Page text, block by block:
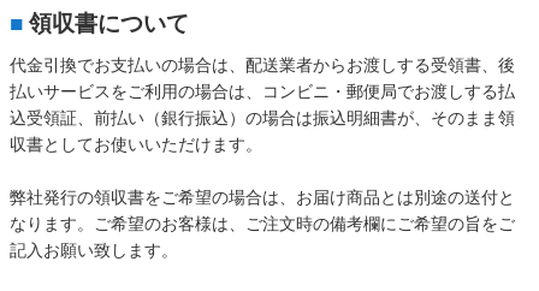
■ 領収書について
代金引換でお支払いの場合は、配送業者からお渡しする受領書、後
払いサービスをご利用の場合は、コンビニ・郵便局でお渡しする払
込受領証、前払い（銀行振込）の場合は振込明細書が、そのまま領
収書としてお使いいただけます。
弊社発行の領収書をご希望の場合は、お届け商品とは別途の送付と
なります。ご希望のお客様は、ご注文時の備考欄にご希望の旨をご
記入お願い致します。